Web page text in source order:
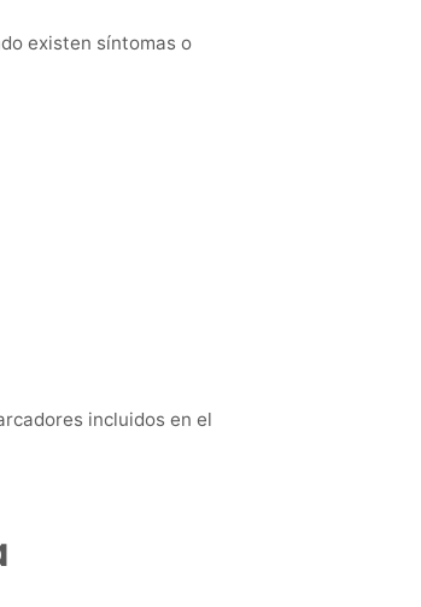
existen síntomas o
incluidos en el